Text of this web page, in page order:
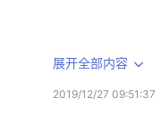
已经更新源数据
展开全部内容
2019/12/27 09:51:37